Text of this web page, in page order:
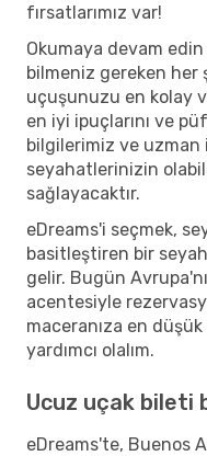
fırsatlarımız var!
Okumaya devam
bilmeniz gereken her
uçuşunuzu en kolay
en iyi ipuçlarını ve
bilgilerimiz ve uzman
seyahatlerinizin
sağlayacaktır.
eDreams'i seçmek,
basitleştiren bir
gelir. Bugün
acentesiyle
maceranıza en
yardımcı olalım.
Ucuz uçak bileti
eDreams'te, Buenos